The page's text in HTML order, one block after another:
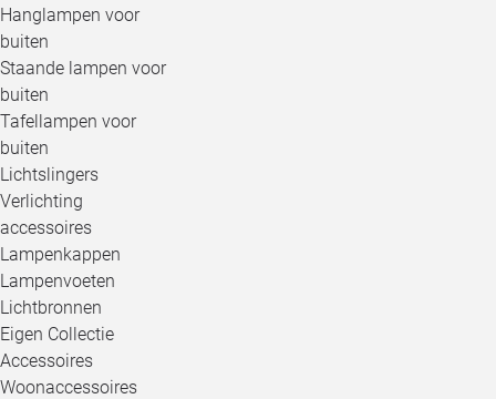
Hanglampen voor
buiten
Staande lampen voor
buiten
Tafellampen voor
buiten
Lichtslingers
Verlichting
accessoires
Lampenkappen
Lampenvoeten
Lichtbronnen
Eigen Collectie
Accessoires
Woonaccessoires